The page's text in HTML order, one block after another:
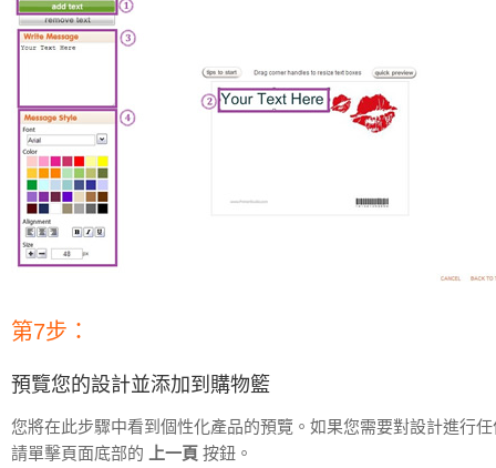
第7步：
預覽您的設計並添加到購物籃
您將在此步驟中看到個性化產品的預覽。如果您需要對設計進行
請單擊頁面底部的
上一頁 按鈕。